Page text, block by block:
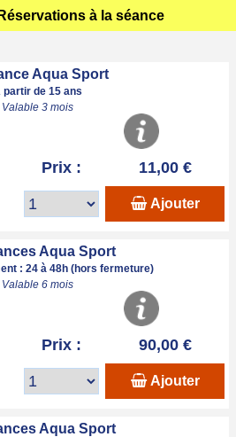
à la séance
Aqua Sport
partir de 15 ans
Valable 3 mois
Prix : 11,00 €
Ajouter
Aqua Sport
: 24 à 48h (hors fermeture)
Valable 6 mois
Prix : 90,00 €
Ajouter
Aqua Sport